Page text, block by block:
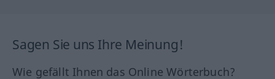
Sagen Sie uns Ihre Meinung!
Wie gefällt Ihnen das Online Wörterbuch?